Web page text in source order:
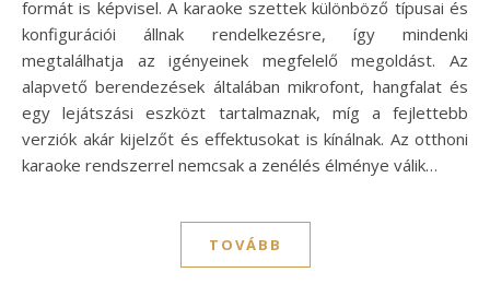
formát is képvisel. A karaoke szettek különböző típusai és
konfigurációi állnak rendelkezésre, így mindenki
megtalálhatja az igényeinek megfelelő megoldást. Az
alapvető berendezések általában mikrofont, hangfalat és
egy lejátszási eszközt tartalmaznak, míg a fejlettebb
verziók akár kijelzőt és effektusokat is kínálnak. Az otthoni
karaoke rendszerrel nemcsak a zenélés élménye válik…
TOVÁBB